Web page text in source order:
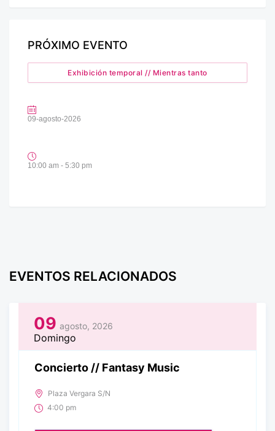
PRÓXIMO EVENTO
Exhibición temporal // Mientras tanto
09-agosto-2026
10:00 am - 5:30 pm
EVENTOS RELACIONADOS
09 agosto, 2026
Domingo
Concierto // Fantasy Music
Plaza Vergara S/N
4:00 pm